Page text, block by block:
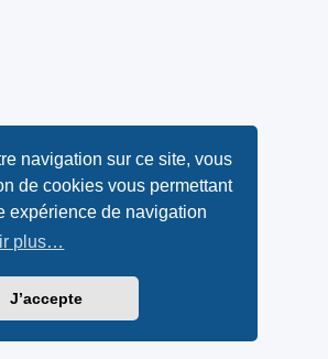
navigation sur ce site, vous
de cookies vous permettant
expérience de navigation
plus…
J’accepte